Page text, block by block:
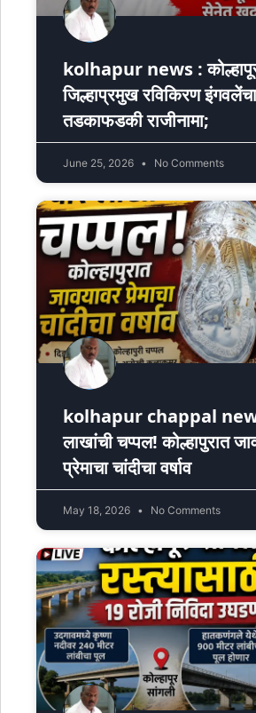
kolhapur news :
जिल्हाप्रमुख रविकिरण इंगवलेंचा
तडकाफडकी राजीनामा;
June 25, 2026 No Comments
kolhapur chappal
लाखांची चप्पल! कोल्हापुरात
प्रेमाचा चांदीचा वर्षाव
May 18, 2026 No Comments